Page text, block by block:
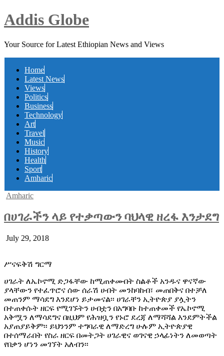
Addis Globe
Your Source for Latest Ethiopian News and Views
Home
Latest News
Views
Politics
Business
Technology
Art
Travel
Music
History
Health
Sport
Amharic
Posted
Amharic
በሀገራችን ላይ የተቃጣውን ባህላዊ ዘረፋ እንታደግ
July 29, 2018
ሥናፍቅሽ ግርማ
ሀገራት ለኤኮኖሚ ድጋፋቸው ከሚጠቀሙበት ስልቶች አንዱና ዋናኛው
ያላቸውን የተፈጥሮና ሰው ሰራሽ ሀብት መንከባከብ፣ መጠበቅና በተቻለ
መጠንም ማሳደግ እንደሆነ ይታመናል፡፡ ሀገራቸን ኢትዮጵያ ያሏትን
በተጠቀሱት ዘርፍ የሚገኙትን ሀብቷን በአግባቡ ከተጠቀመች የኤኮኖሚ
አቅሟን ለማሳደግና በዚህም የሕዝቧን የኑሮ ደረጃ ለማሻሻል እንደምትችል
አያጠያይቅም፡፡ ይህንንም ተግባራዊ ለማድረግ ሁሉም ኢትዮጵያዊ
በተሰማራበት የስራ ዘርፍ በመትጋት ሀገራዊና ወገናዊ ኃላፊነትን ለመወጣት
የበቃን ሆነን መገኘት አለብን፡፡